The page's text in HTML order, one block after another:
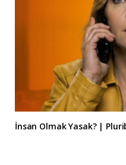
İnsan Olmak Yasak? |